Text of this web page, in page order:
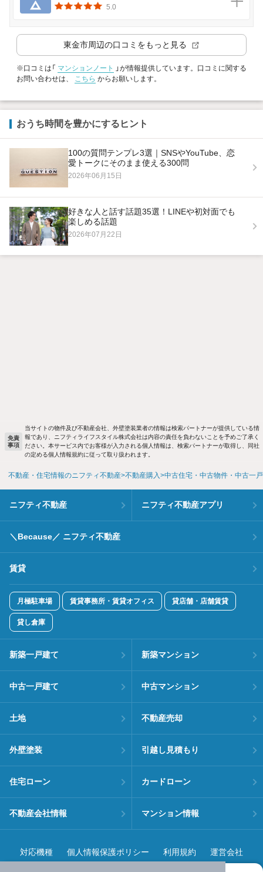
5.0
東金市周辺の口コミをもっと見る
※口コミは「 マンションノート
」が情報提供しています。口コミに関する
お問い合わせは、 こちら からお願いします。
おうち時間を豊かにするヒント
100の質問テンプレ3選｜SNSやYouTube、恋
愛トークにそのまま使える300問
2026年06月15日
好きな人と話す話題35選！LINEや初対面でも
楽しめる話題
2026年07月22日
免責
事項
当サイトの物件及び不動産会社、外壁塗装業者の情報は検索パートナーが提供している情
報であり、ニフティライフスタイル株式会社は内容の責任を負わないことを予めご了承く
ださい。本サービス内でお客様が入力される個人情報は、検索パートナーが取得し、同社
の定める個人情報規約に従って取り扱われます。
不動産・住宅情報のニフティ不動産 不動産購入 中古住宅・中古物件・中古一
ニフティ不動産 ニフティ不動産アプリ
＼Because／ ニフティ不動産
賃貸
月極駐車場 賃貸事務所・賃貸オフィス 貸店舗・店舗賃貸
貸し倉庫
新築一戸建て 新築マンション
中古一戸建て 中古マンション
土地 不動産売却
外壁塗装 引越し見積もり
住宅ローン カードローン
不動産会社情報 マンション情報
対応機種 個人情報保護ポリシー 利用規約 運営会社